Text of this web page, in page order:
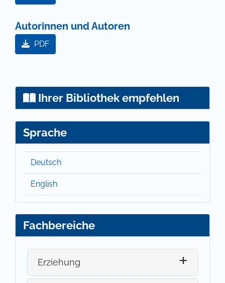
Autorinnen und Autoren
PDF
Ihrer Bibliothek empfehlen
Sprache
Deutsch
English
Fachbereiche
Erziehung